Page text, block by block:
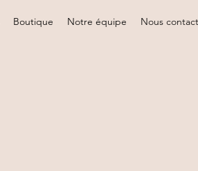
Boutique Notre équipe Nous